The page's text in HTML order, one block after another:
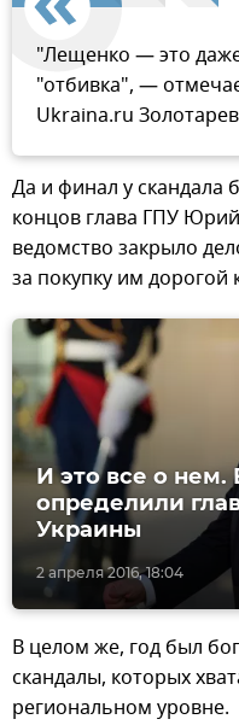
"Лещенко — это
"отбивка", —
Ukraina.ru
Да и финал у скандала
концов глава ГПУ
ведомство закрыло
за покупку им дорогой
2 апреля 2016, 18:04
И это все о нем.
определили
Украины
В целом же, год был
скандалы, которых
региональном уровне.